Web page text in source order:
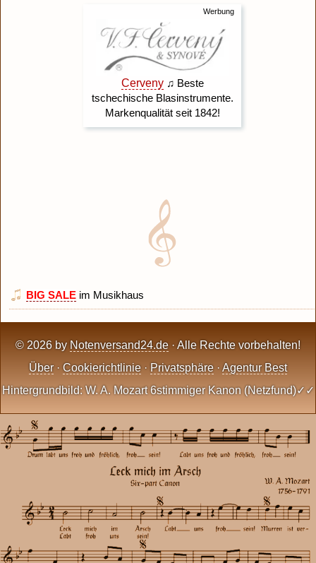
BIG SALE im Musikhaus
© 2026 by Notenversand24.de · Alle Rechte vorbehalten!
Über · Cookierichtlinie · Privatsphäre · Agentur Best
Hintergrundbild: W. A. Mozart 6stimmiger Kanon (Netzfund)✓✓